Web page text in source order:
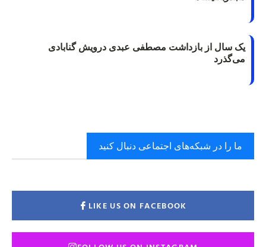
یک سال از بازداشت مصطفی عبدی درویش گنابادی
می‌گذرد
ما را در شبکه‌های اجتماعی دنبال کنید
LIKE US ON FACEBOOK